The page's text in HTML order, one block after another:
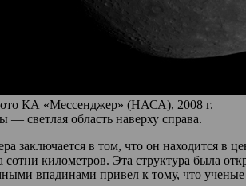
КА «Мессенджер» (НАСА), 2008 г.
— светлая область наверху справа.
заключается в том, что он находится в
сотни километров. Эта структура была
впадинами привел к тому, что